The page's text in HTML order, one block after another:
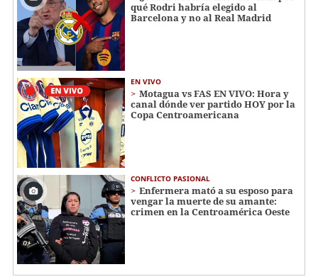
qué Rodri habría elegido al
Barcelona y no al Real Madrid
EN VIVO
Motagua vs FAS EN VIVO: Hora y
canal dónde ver partido HOY por la
Copa Centroamericana
CONFLICTO PASIONAL
Enfermera mató a su esposo para
vengar la muerte de su amante:
crimen en la Centroamérica Oeste